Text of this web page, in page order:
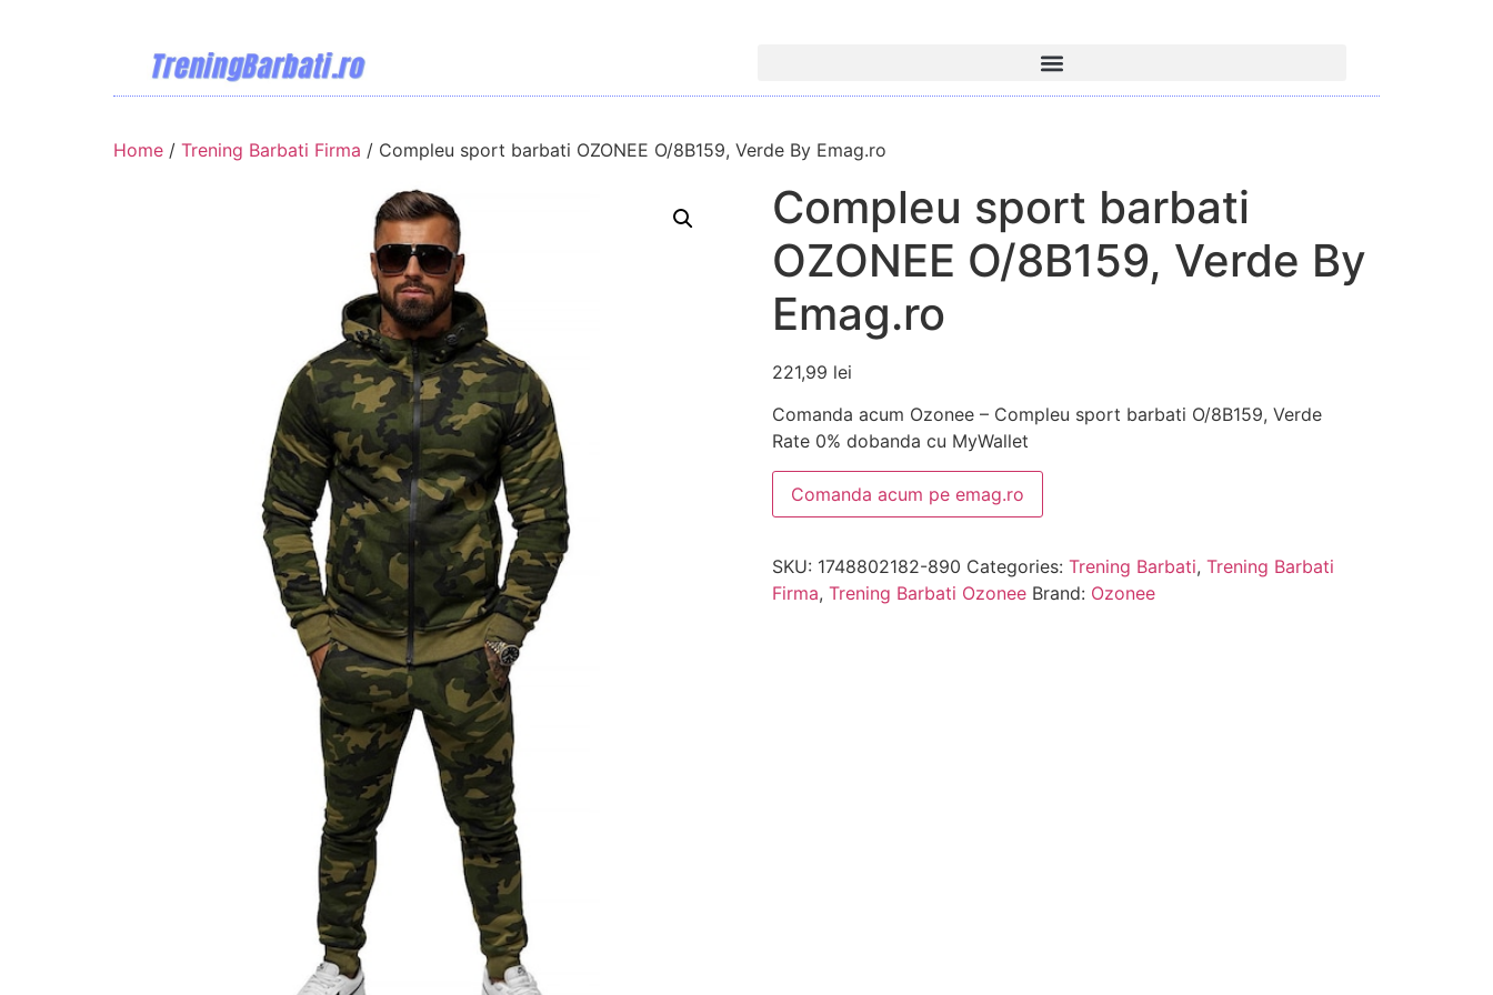
Home / Trening Barbati Firma / Compleu sport barbati OZONEE O/8B159, Verde By Emag.ro
Compleu sport barbati
OZONEE O/8B159, Verde By
Emag.ro
221,99 lei
Comanda acum Ozonee – Compleu sport barbati O/8B159, Verde
Rate 0% dobanda cu MyWallet
Comanda acum pe emag.ro
SKU: 1748802182-890 Categories: Trening Barbati, Trening Barbati
Firma, Trening Barbati Ozonee Brand: Ozonee